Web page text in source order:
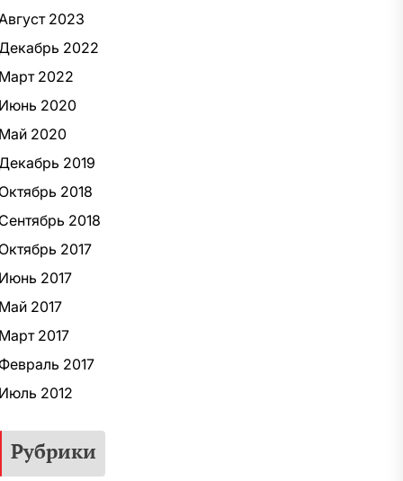
2023
2022
Март 2022
Июнь 2020
Май 2020
2019
Октябрь 2018
Сентябрь 2018
Октябрь 2017
Июнь 2017
Май 2017
Март 2017
Февраль 2017
Июль 2012
Рубрики